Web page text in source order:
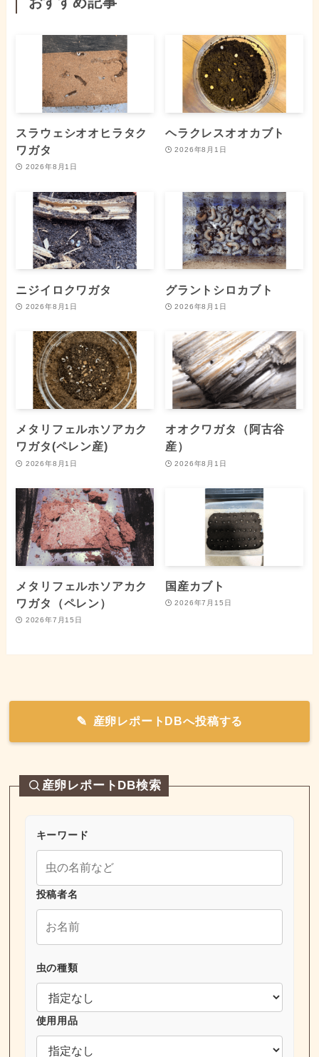
スラウェシオオヒラタク
ワガタ
2026年8月1日
ヘラクレスオオカブト
2026年8月1日
ニジイロクワガタ
2026年8月1日
グラントシロカブト
2026年8月1日
メタリフェルホソアカク
ワガタ(ペレン産)
2026年8月1日
オオクワガタ（阿古谷
産）
2026年8月1日
メタリフェルホソアカク
ワガタ（ペレン）
2026年7月15日
国産カブト
2026年7月15日
産卵レポートDBへ投稿する
産卵レポートDB検索
キーワード
投稿者名
虫の種類
使用用品